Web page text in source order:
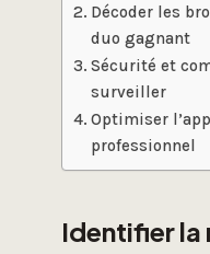
Décoder les
duo gagnant
Sécurité et
surveiller
Optimiser
professionnel
Identifier la